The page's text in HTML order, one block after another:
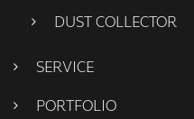
DUST COLLECTOR
SERVICE
PORTFOLIO